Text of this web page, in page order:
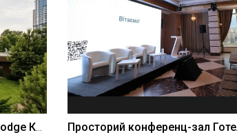
Просторий конференц-зал